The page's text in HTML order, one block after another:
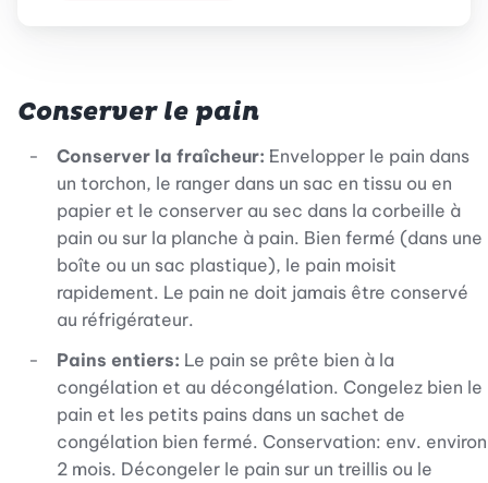
Conserver le pain
Conserver la fraîcheur: Envelopper le pain dans
un torchon, le ranger dans un sac en tissu ou en
papier et le conserver au sec dans la corbeille à
pain ou sur la planche à pain. Bien fermé (dans une
boîte ou un sac plastique), le pain moisit
rapidement. Le pain ne doit jamais être conservé
au réfrigérateur.
Pains entiers: Le pain se prête bien à la
congélation et au décongélation. Congelez bien le
pain et les petits pains dans un sachet de
congélation bien fermé. Conservation: env. environ
2 mois. Décongeler le pain sur un treillis ou le